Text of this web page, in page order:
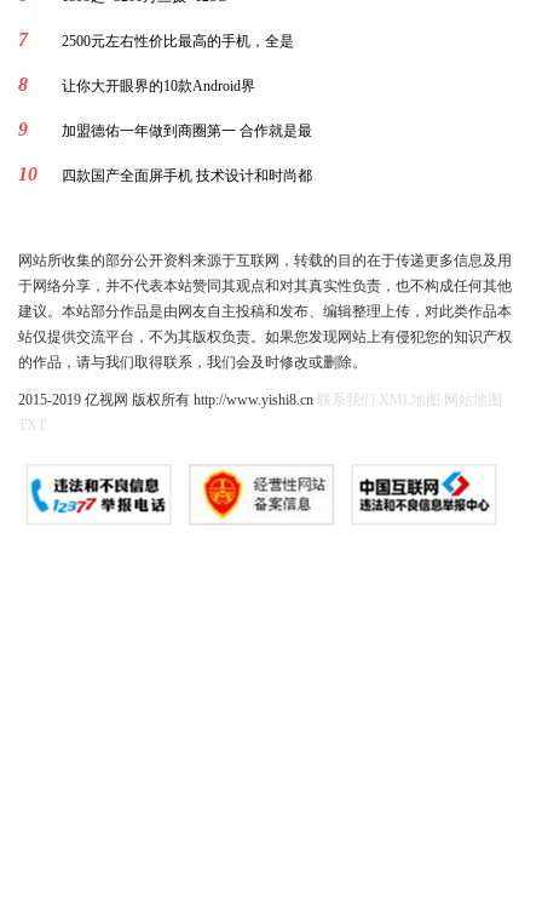
7 2500元左右性价比最高的手机，全是
8 让你大开眼界的10款Android界
9 加盟德佑一年做到商圈第一 合作就是最
10 四款国产全面屏手机 技术设计和时尚都
网站所收集的部分公开资料来源于互联网，转载的目的在于传递更多信息及用
于网络分享，并不代表本站赞同其观点和对其真实性负责，也不构成任何其他
建议。本站部分作品是由网友自主投稿和发布、编辑整理上传，对此类作品本
站仅提供交流平台，不为其版权负责。如果您发现网站上有侵犯您的知识产权
的作品，请与我们取得联系，我们会及时修改或删除。
2015-2019 亿视网 版权所有 http://www.yishi8.cn 联系我们 XML地图
网站地图
TXT